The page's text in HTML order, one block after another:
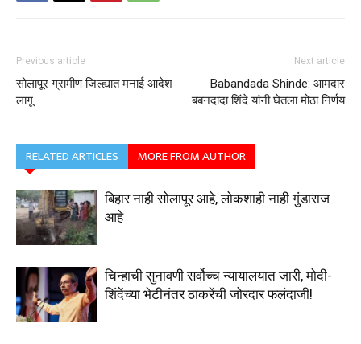
Previous article
सोलापूर ग्रामीण जिल्ह्यात मनाई आदेश
लागू
Next article
Babandada Shinde: आमदार
बबनदादा शिंदे यांनी घेतला मोठा निर्णय
RELATED ARTICLES MORE FROM AUTHOR
बिहार नाही सोलापूर आहे, लोकशाही नाही गुंडाराज
आहे
चिन्हाची सुनावणी सर्वोच्च न्यायालयात जारी, मोदी-
शिंदेंच्या भेटीनंतर ठाकरेंची जोरदार फलंदाजी!